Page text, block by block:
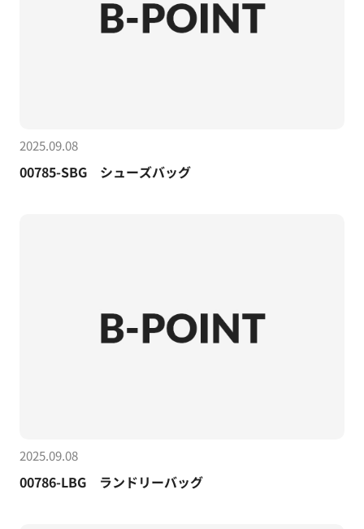
2025.09.08
00785-SBG シューズバッグ
2025.09.08
00786-LBG ランドリーバッグ